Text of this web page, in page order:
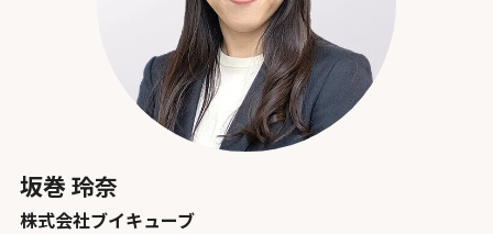
坂巻 玲奈
株式会社ブイキューブ